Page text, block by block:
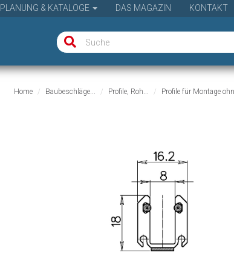
PLANUNG & KATALOGE DAS MAGAZIN KONTAKT
Home Baubeschläge... Profile, Roh... Profile für Montage